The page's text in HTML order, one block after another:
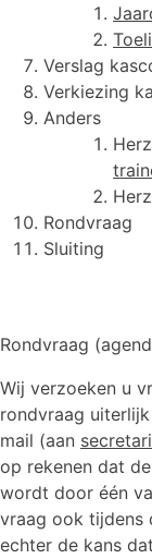
Verslag
Verkiezing
Anders
Rondvraag
Sluiting
Rondvraag
Wij verzoeken u
rondvraag
mail (aan
op rekenen dat
wordt door één
vraag ook tijdens
echter de kans